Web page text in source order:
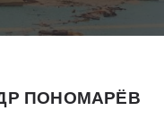
ПОНОМАРЁВ